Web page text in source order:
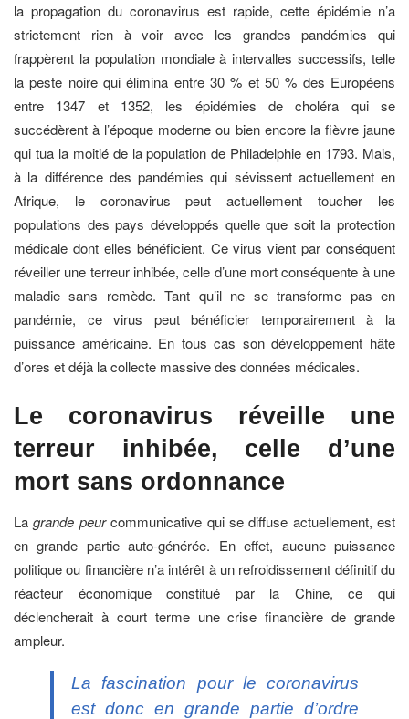
la propagation du coronavirus est rapide, cette épidémie n’a
strictement rien à voir avec les grandes pandémies qui
frappèrent la population mondiale à intervalles successifs, telle
la peste noire qui élimina entre 30 % et 50 % des Européens
entre 1347 et 1352, les épidémies de choléra qui se
succédèrent à l’époque moderne ou bien encore la fièvre jaune
qui tua la moitié de la population de Philadelphie en 1793. Mais,
à la différence des pandémies qui sévissent actuellement en
Afrique, le coronavirus peut actuellement toucher les
populations des pays développés quelle que soit la protection
médicale dont elles bénéficient. Ce virus vient par conséquent
réveiller une terreur inhibée, celle d’une mort conséquente à une
maladie sans remède. Tant qu’il ne se transforme pas en
pandémie, ce virus peut bénéficier temporairement à la
puissance américaine. En tous cas son développement hâte
d’ores et déjà la collecte massive des données médicales.
Le coronavirus réveille une
terreur inhibée, celle d’une
mort sans ordonnance
Lagrande peurcommunicative qui se diffuse actuellement, est
en grande partie auto-générée. En effet, aucune puissance
politique ou financière n’a intérêt à un refroidissement définitif du
réacteur économique constitué par la Chine, ce qui
déclencherait à court terme une crise financière de grande
ampleur.
La fascination pour le coronavirus
est donc en grande partie d’ordre